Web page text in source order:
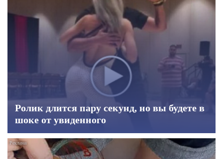
Ролик длится пару секунд, но вы будете в
шоке от увиденного